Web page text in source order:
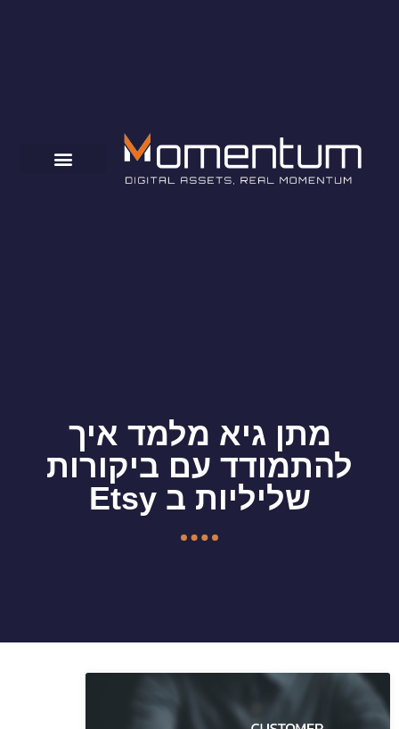
מתן גיא מלמד איך
להתמודד עם ביקורות
שליליות ב Etsy